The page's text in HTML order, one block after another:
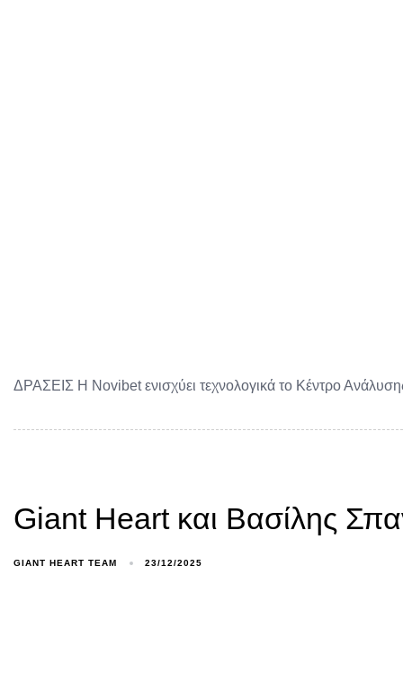
ΔΡΑΣΕΙΣ Η Novibet ενισχύει τεχνολογικά το Κέντρο
Giant Heart και Βασίλης
GIANT HEART TEAM 23/12/2025